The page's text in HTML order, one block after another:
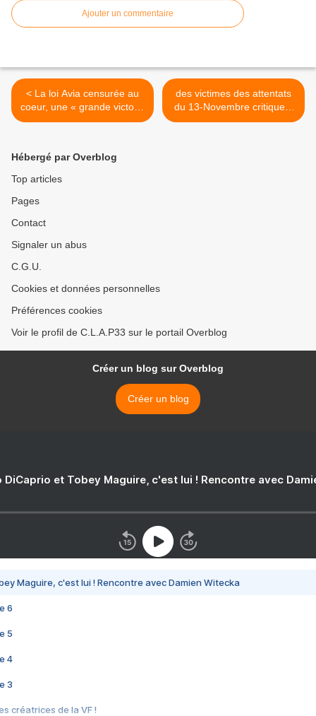
Ajouter un commentaire
< La loi Avia censurée au
coeur, une « grande victoire
» pour ses détracteurs
des victimes des attentats
du 13-Novembre critiquent
la manifestation des
Hébergé par Overblog
Top articles
Pages
Contact
Signaler un abus
C.G.U.
Cookies et données personnelles
Préférences cookies
Voir le profil de C.L.A.P33 sur le portail Overblog
Créer un blog sur Overblog
Créer un blog
DiCaprio et Tobey Maguire, c'est lui ! Rencontre avec
Maguire, c'est lui ! Rencontre avec Damien Witecka
6
5
4
3
créatrices de la VF !